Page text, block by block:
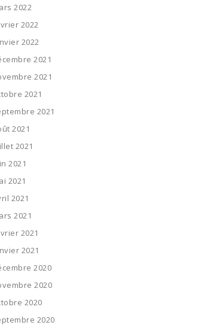
2022
2022
2022
2021
2021
2021
2021
2021
2021
2021
2021
2021
2021
2021
2021
2020
2020
2020
2020